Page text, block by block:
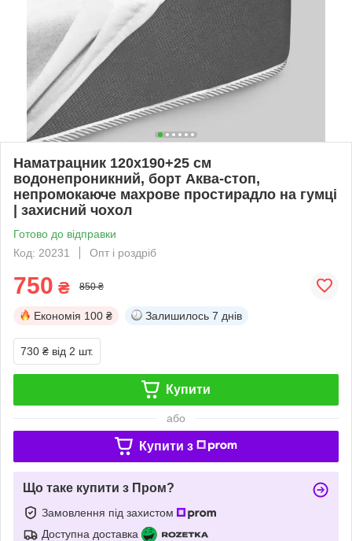
Наматрацник 120х190+25 см
водонепроникний, борт Аква-стоп,
непромокаюче махрове простирадло на гумці
| захисний чохол
Готово до відправки
Код: 20231
Опт і роздріб
750 ₴ 850 ₴
Економія 100 ₴ Залишилось 7 днів
730 ₴ від 2 шт.
Купити
або
Купити з
Що таке купити з Пром?
Замовлення під захистом
Доступна доставка